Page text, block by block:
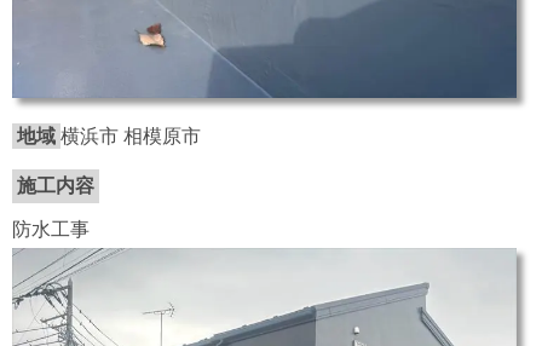
地域 横浜市 相模原市
施工内容
防水工事